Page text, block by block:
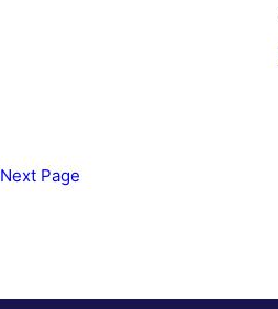
Next Page